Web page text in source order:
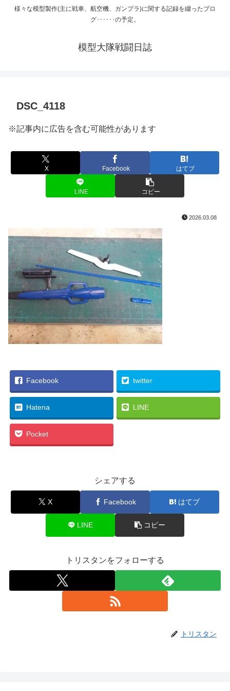
様々な模型製作(主に戦車、航空機、ガンプラ)に関する記録を綴ったブロ
グ･･････の予定。
模型大隊戦闘日誌
DSC_4118
※記事内に広告を含む可能性があります
X Facebook はてブ
LINE コピー
2026.03.08
Facebook twitter
Hatena LINE
Pocket
シェアする
X Facebook はてブ
LINE コピー
トリスタンをフォローする
トリスタン